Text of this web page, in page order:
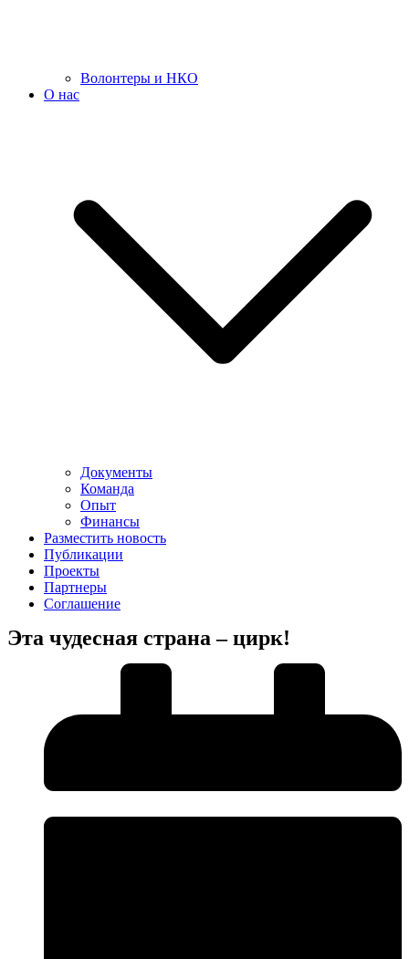
Волонтеры и НКО
О нас
Документы
Команда
Опыт
Финансы
Разместить новость
Публикации
Проекты
Партнеры
Соглашение
Эта чудесная страна – цирк!